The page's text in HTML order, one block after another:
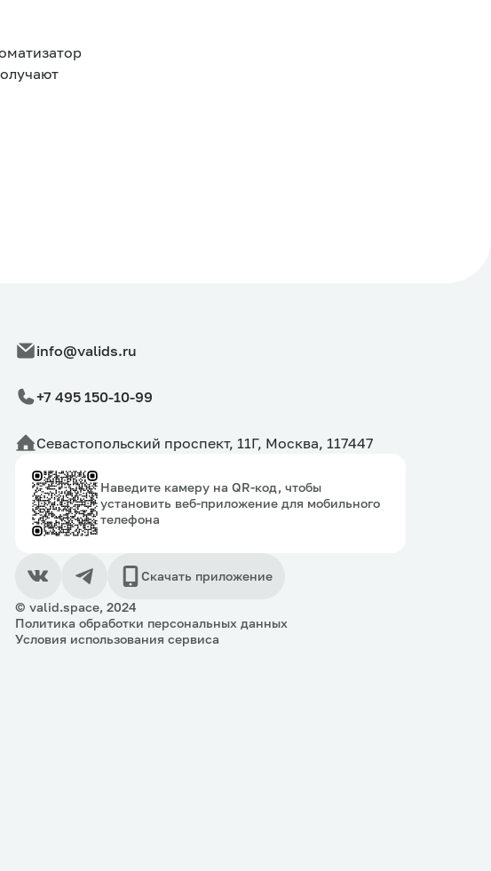
info@valids.ru
+7 495 150-10-99
Севастопольский проспект, 11Г, Москва, 117447
Наведите камеру на QR-код, чтобы
установить веб-приложение для мобильного
телефона
© valid.space, 2024
Политика обработки персональных данных
Условия использования сервиса
Скачать приложение